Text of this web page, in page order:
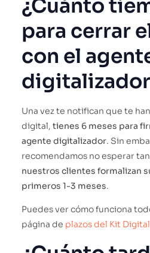
¿Cuánto
para cerrar
con el
Una vez te notifican que te
digital, tienes 6 meses para
agente digitalizador. Sin
recomendamos no esperar
nuestros clientes formalizan
primeros 1-3 meses.
Puedes ver cómo funciona
página de plazos del Kit Digital